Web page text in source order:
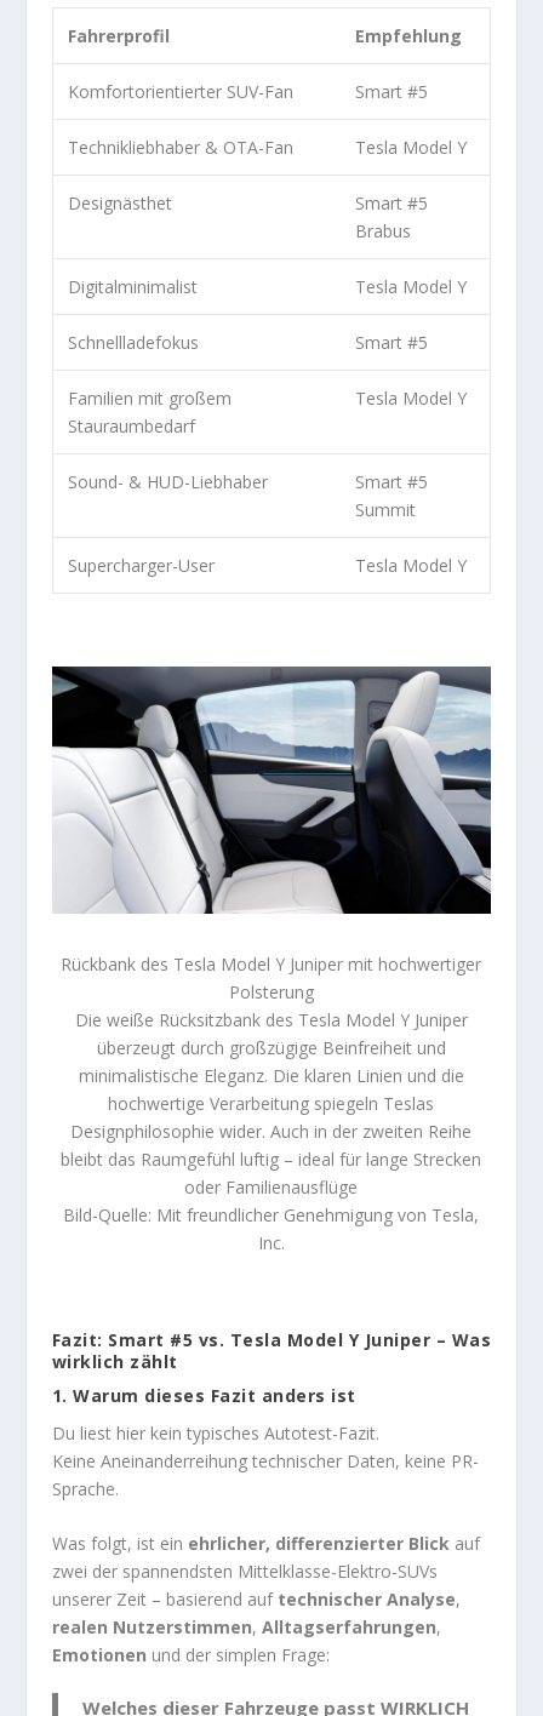
Fahrerprofil Empfehlung
Komfortorientierter SUV-Fan Smart #5
Technikliebhaber & OTA-Fan Tesla Model Y
Designästhet
Smart #5
Brabus
Digitalminimalist Tesla Model Y
Schnellladefokus Smart #5
Familien mit großem
Stauraumbedarf
Tesla Model Y
Sound- & HUD-Liebhaber
Smart #5
Summit
Supercharger-User Tesla Model Y
Rückbank des Tesla Model Y Juniper mit hochwertiger
Polsterung
Die weiße Rücksitzbank des Tesla Model Y Juniper
überzeugt durch großzügige Beinfreiheit und
minimalistische Eleganz. Die klaren Linien und die
hochwertige Verarbeitung spiegeln Teslas
Designphilosophie wider. Auch in der zweiten Reihe
bleibt das Raumgefühl luftig – ideal für lange Strecken
oder Familienausflüge
Bild-Quelle: Mit freundlicher Genehmigung von Tesla,
Inc.
Fazit: Smart #5 vs. Tesla Model Y Juniper – Was
wirklich zählt
1. Warum dieses Fazit anders ist
Du liest hier kein typisches Autotest-Fazit.
Keine Aneinanderreihung technischer Daten, keine PR-
Sprache.
Was folgt, ist ein ehrlicher, differenzierter Blickauf
zwei der spannendsten Mittelklasse-Elektro-SUVs
unserer Zeit – basierend auf technischer Analyse,
realen Nutzerstimmen, Alltagserfahrungen,
Emotionen und der simplen Frage:
Welches dieser Fahrzeuge passt WIRKLICH